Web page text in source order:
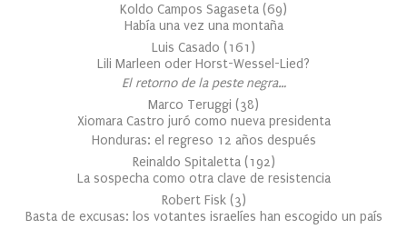
Koldo Campos Sagaseta (69)
Había una vez una montaña
Luis Casado (161 )
Lili Marleen oder Horst-Wessel-Lied?
El retorno de la peste negra…
Marco Teruggi (38)
Xiomara Castro juró como nueva presidenta
Honduras: el regreso 12 años después
Reinaldo Spitaletta (192)
La sospecha como otra clave de resistencia
Robert Fisk (3)
Basta de excusas: los votantes israelíes han escogido un país